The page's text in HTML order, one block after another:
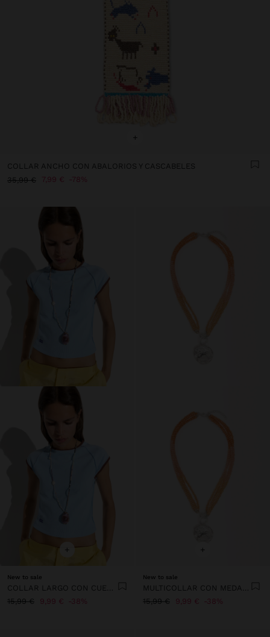
+
COLLAR ANCHO CON ABALORIOS Y CASCABELES
35,99 €
7,99 € 78%
+
New to sale
15,99 €
9,99 € 38%
+
New to sale
15,99 €
9,99 € 38%